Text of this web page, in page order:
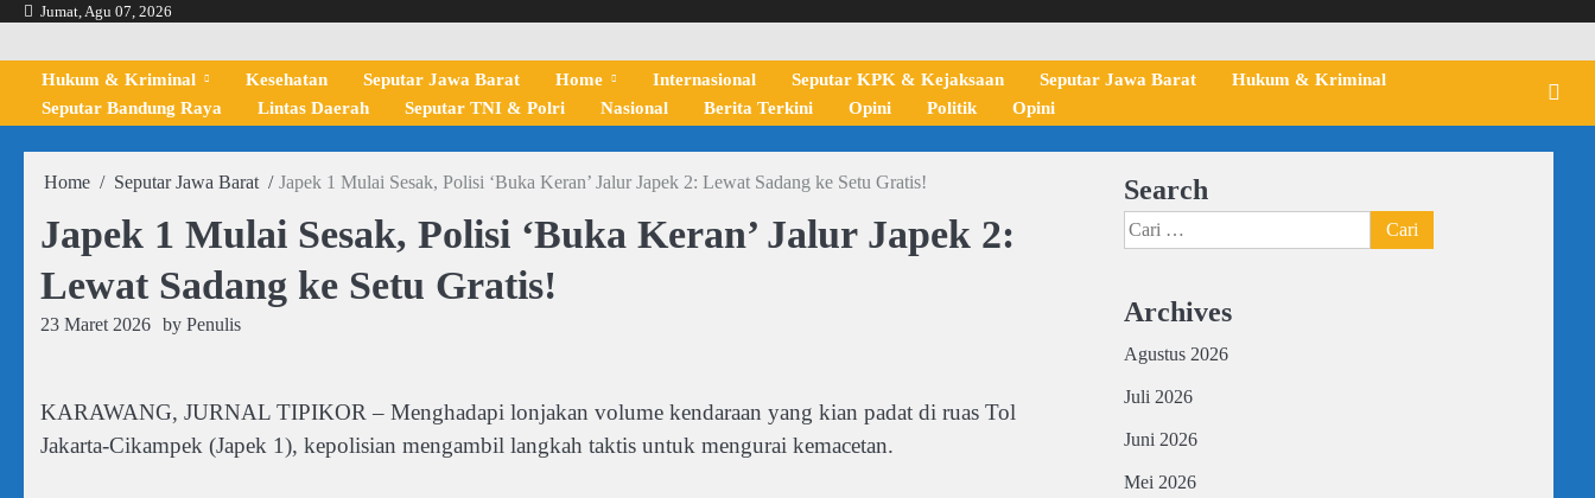
Skip
content
Jumat, Agu 07, 2026
Hukum & Kriminal Kesehatan Seputar Jawa Barat Home Internasional Seputar KPK & Kejaksaan Seputar Jawa Barat
Hukum & Kriminal
Seputar Bandung Raya
Lintas Daerah Seputar TNI & Polri Nasional Berita Terkini Opini Politik Opini
Home Seputar Jawa Barat Japek 1 Mulai Sesak, Polisi ‘Buka Keran’ Jalur Japek 2: Lewat Sadang ke Setu Gratis!
Japek 1 Mulai Sesak, Polisi ‘Buka Keran’ Jalur Japek 2:
Lewat Sadang ke Setu Gratis!
23 Maret 2026 by Penulis
KARAWANG, JURNAL TIPIKOR – Menghadapi lonjakan volume kendaraan yang kian padat di ruas Tol
Jakarta-Cikampek (Japek 1), kepolisian mengambil langkah taktis untuk mengurai kemacetan.
Search
Cari
untuk:
Archives
Agustus 2026
Juli 2026
Juni 2026
Mei 2026